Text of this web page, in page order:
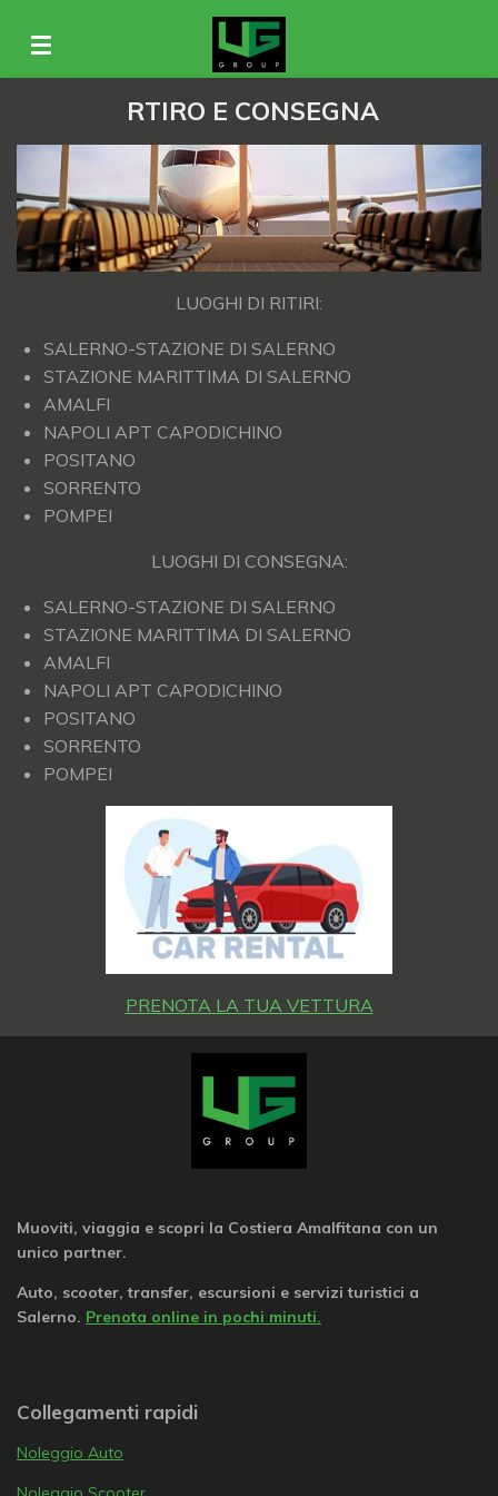
contenuto
RTIRO E CONSEGNA
LUOGHI DI RITIRI:
SALERNO-STAZIONE DI SALERNO
STAZIONE MARITTIMA DI SALERNO
AMALFI
NAPOLI APT CAPODICHINO
POSITANO
SORRENTO
POMPEI
LUOGHI DI CONSEGNA:
SALERNO-STAZIONE DI SALERNO
STAZIONE MARITTIMA DI SALERNO
AMALFI
NAPOLI APT CAPODICHINO
POSITANO
SORRENTO
POMPEI
PRENOTA LA TUA VETTURA
Muoviti, viaggia e scopri la Costiera Amalfitana con un
unico partner.
Auto, scooter, transfer, escursioni e servizi turistici a
Salerno. Prenota online in pochi minuti.
Collegamenti rapidi
Noleggio Auto